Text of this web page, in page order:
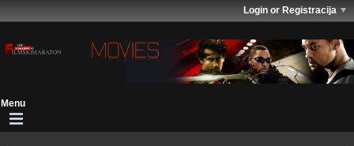
Login or Registracija